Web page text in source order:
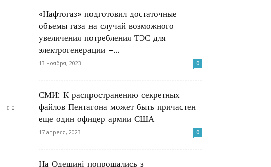
0
«Нафтогаз» подготовил достаточные
объемы газа на случай возможного
увеличения потребления ТЭС для
электрогенерации –...
13 ноября, 2023 0
СМИ: К распространению секретных
файлов Пентагона может быть причастен
еще один офицер армии США
17 апреля, 2023 0
На Одещині попрощались з